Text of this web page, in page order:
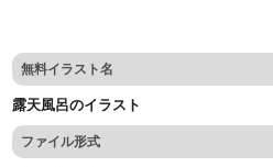
無料イラスト名
露天風呂のイラスト
ファイル形式